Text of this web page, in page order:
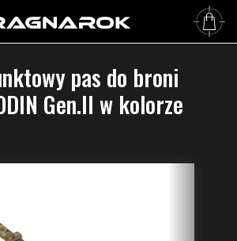
pasy do broni›Jedno/dwupunktowy pas do broni
pas do broni
Gen.II w kolorze